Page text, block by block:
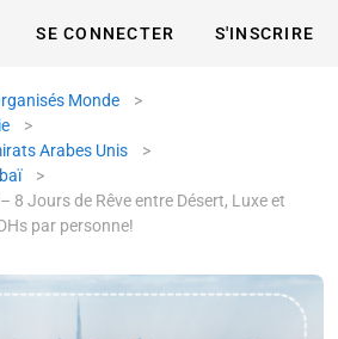
SE CONNECTER S'INSCRIRE
Monde
>
>
Arabes Unis
>
>
8 Jours de Rêve entre Désert, Luxe et
par personne!